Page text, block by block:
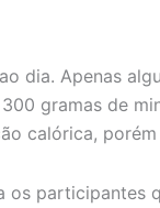
dia. Apenas
gramas de
calórica, porém
participantes